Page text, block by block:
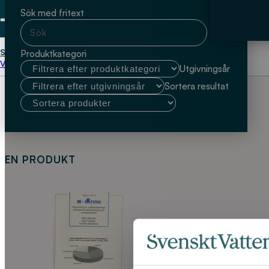
Start Bjorn Borstad
Välj kundtyp
Sök med fritext
Produktkategori
Utgivningsår
Sortera resultat
EN PRODUKT